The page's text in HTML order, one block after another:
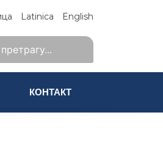
Latinica English
КОНТАКТ